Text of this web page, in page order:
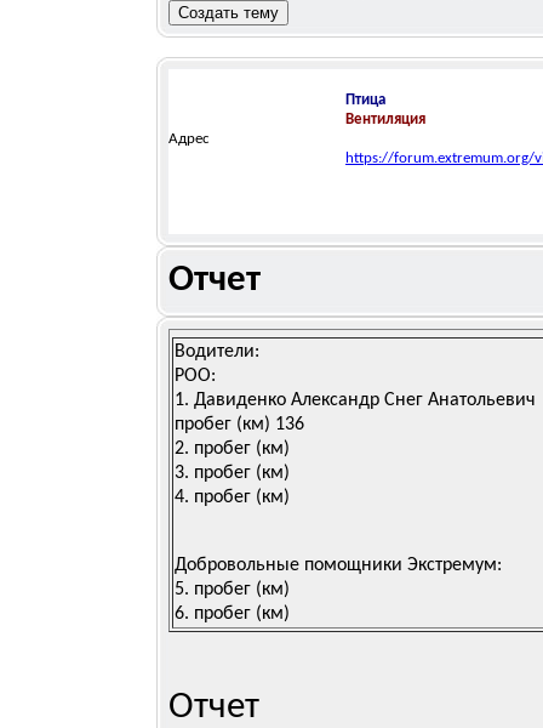
Птица
Вентиляция
Адрес
https://forum.extremum.org/
Отчет
Водители:
РОО:
1. Давиденко Александр Снег Анатольевич
пробег (км) 136
2. пробег (км)
3. пробег (км)
4. пробег (км)
Добровольные помощники Экстремум:
5. пробег (км)
6. пробег (км)
Отчет